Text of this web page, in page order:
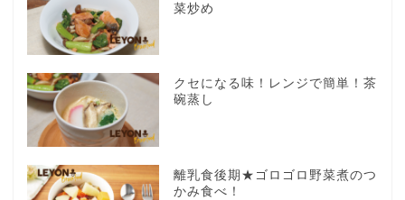
菜炒め
クセになる味！レンジで簡単！茶
碗蒸し
離乳食後期★ゴロゴロ野菜煮のつ
かみ食べ！